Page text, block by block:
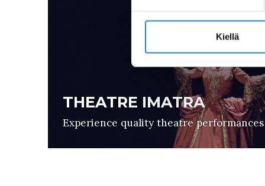
Kiellä
THEATRE IMATRA
Experience quality theatre